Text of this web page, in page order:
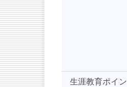
生涯教育ポイン